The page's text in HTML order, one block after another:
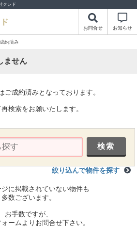
クレド
お問合せ お知らせ
約済み
ません
ご成約済みとなっております。
検索をお願いたします。
絞り込んで物件を探す
に掲載されていない物件も
多数ございます。
お手数ですが、
ームよりお問合せ下さい。